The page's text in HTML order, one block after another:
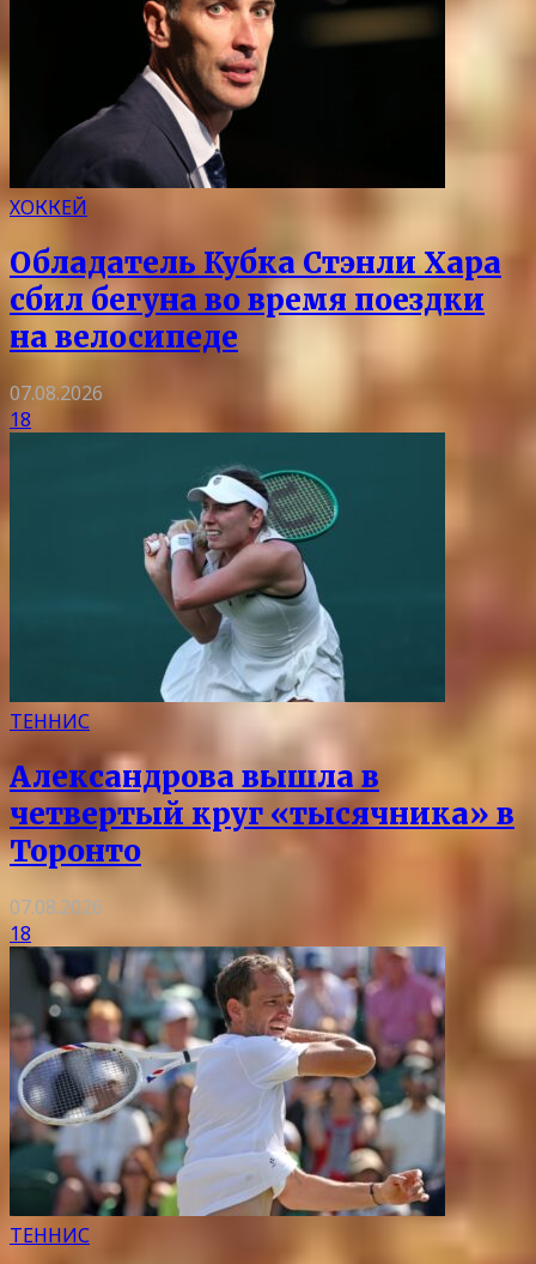
ХОККЕЙ
Обладатель Кубка Стэнли Хара
сбил бегуна во время поездки
на велосипеде
07.08.2026
18
ТЕННИС
Александрова вышла в
четвертый круг «тысячника» в
Торонто
07.08.2026
18
ТЕННИС